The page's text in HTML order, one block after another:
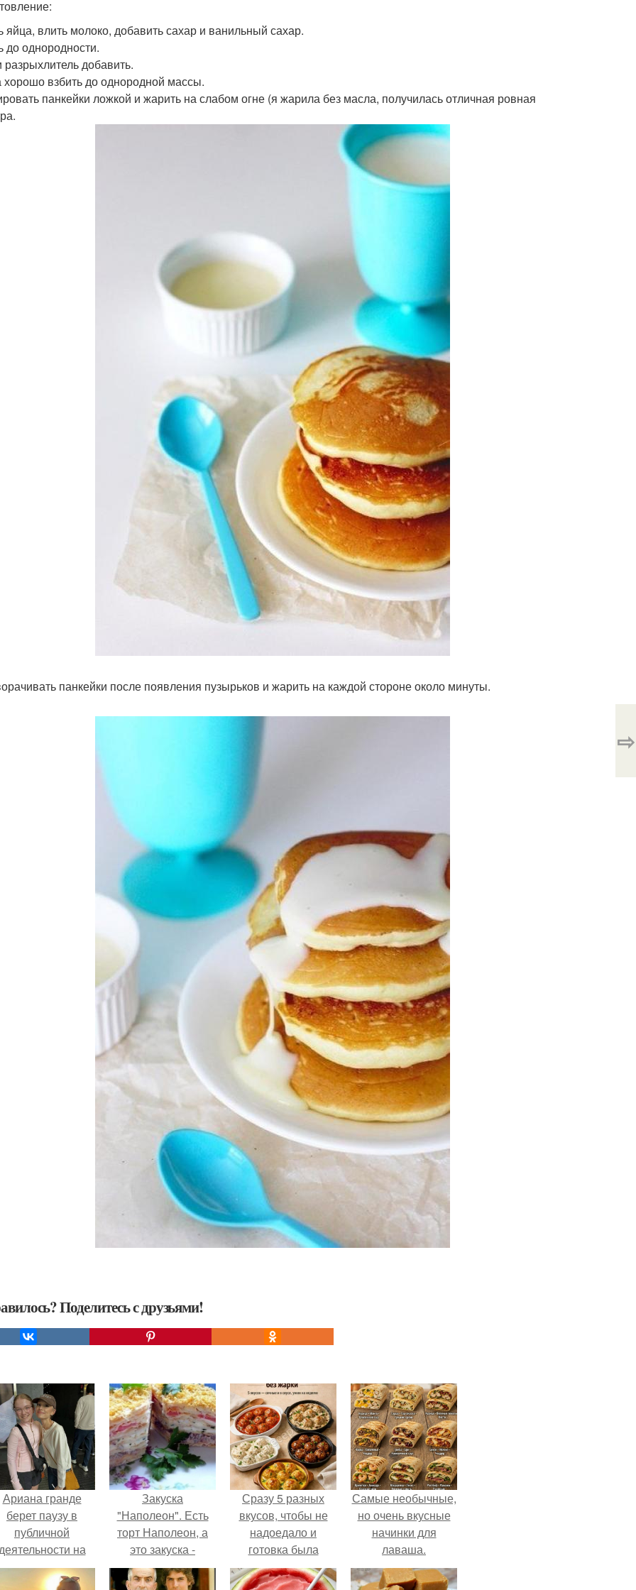
яйца, влить молоко, добавить сахар и ванильный сахар.
до однородности.
разрыхлитель добавить.
взбить до однородной массы.
панкейки ложкой и жарить на слабом огне (я жарила без масла, получилась отличная ровная
панкейки после появления пузырьков и жарить на каждой стороне около минуты.
Поделитесь с друзьями!
⇨
Ариана гранде
берет паузу в
публичной
на
фоне слухов о
своем здоровье.
Закуска
"Наполеон". Есть
торт Наполеон, а
это закуска -
приготовленная из
коржей для торта и
Сразу 5 разных
вкусов, чтобы не
надоедало и
готовка была
проще.
Самые необычные,
но очень вкусные
начинки для
лаваша.